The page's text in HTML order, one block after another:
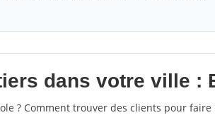
dans votre ville :
? Comment trouver des clients pour faire